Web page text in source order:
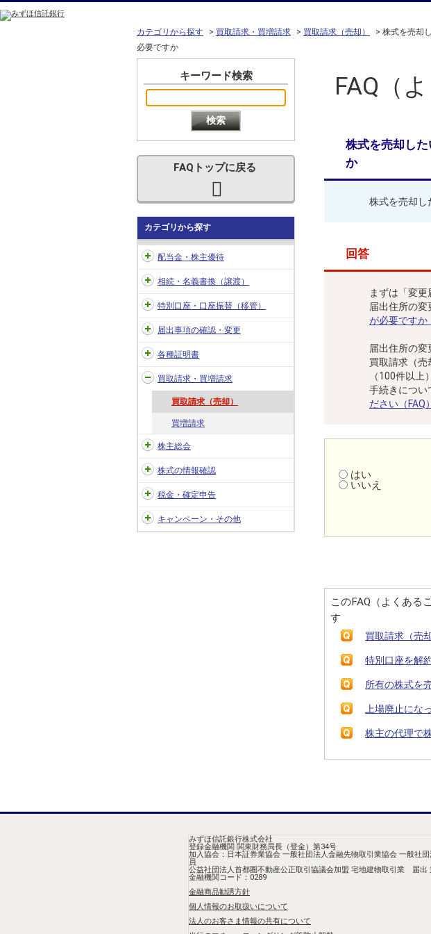
カテゴリから探す > 買取請求・買増請求 > 買取請求（売却） > 株式を売却
必要ですか
キーワード検索
FAQトップに戻る
カテゴリから探す
配当金・株主優待
相続・名義書換（譲渡）
特別口座・口座振替（移管）
届出事項の確認・変更
各種証明書
買取請求・買増請求
買取請求（売却）
買増請求
株主総会
株式の情報確認
税金・確定申告
キャンペーン・その他
FAQ（
株式を売却し
か
株式を売却し
回答
まずは「変
届出住所の変
が必要ですか
届出住所の変
買取請求（
（100件以上
手続きについ
ださい（FAQ）
はい
いいえ
このFAQ（よくある
す
買取請求（売
特別口座を解
所有の株式を
上場廃止にな
株主の代理で
みずほ信託銀行株式会社
登録金融機関 関東財務局長（登金）第34号
加入協会：日本証券業協会 一般社団法人金融先物取引業協会 一般社
員
公益社団法人首都圏不動産公正取引協議会加盟 宅地建物取引業 届出
金融機関コード：0289
金融商品勧誘方針
個人情報のお取扱いについて
法人のお客さま情報の共有について